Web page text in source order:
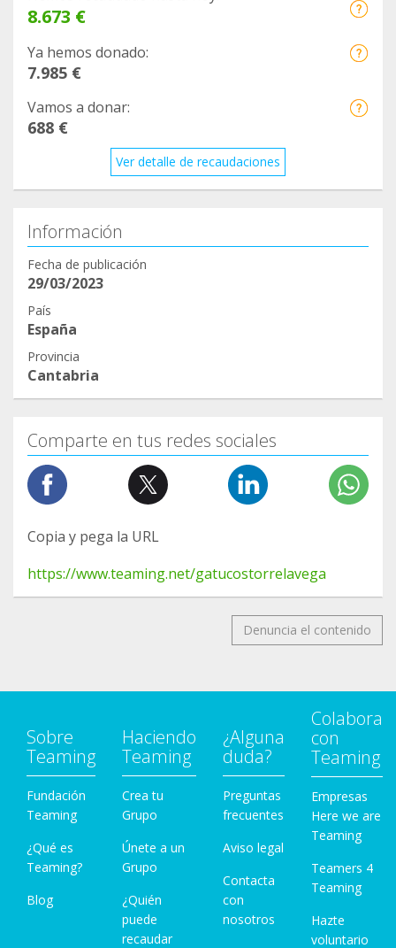
8.673 €
Ya hemos donado:
7.985 €
Vamos a donar:
688 €
Ver detalle de recaudaciones
Información
Fecha de publicación
29/03/2023
País
España
Provincia
Cantabria
Comparte en tus redes sociales
Copia y pega la URL
https://www.teaming.net/gatucostorrelavega
Denuncia el contenido
Sobre
Teaming
Fundación
Teaming
¿Qué es
Teaming?
Blog
Haciendo
Teaming
Crea tu
Grupo
Únete a un
Grupo
¿Quién
puede
recaudar
¿Alguna
duda?
Preguntas
frecuentes
Aviso legal
Contacta
con
nosotros
Colabora
con
Teaming
Empresas
Here we are
Teaming
Teamers 4
Teaming
Hazte
voluntario